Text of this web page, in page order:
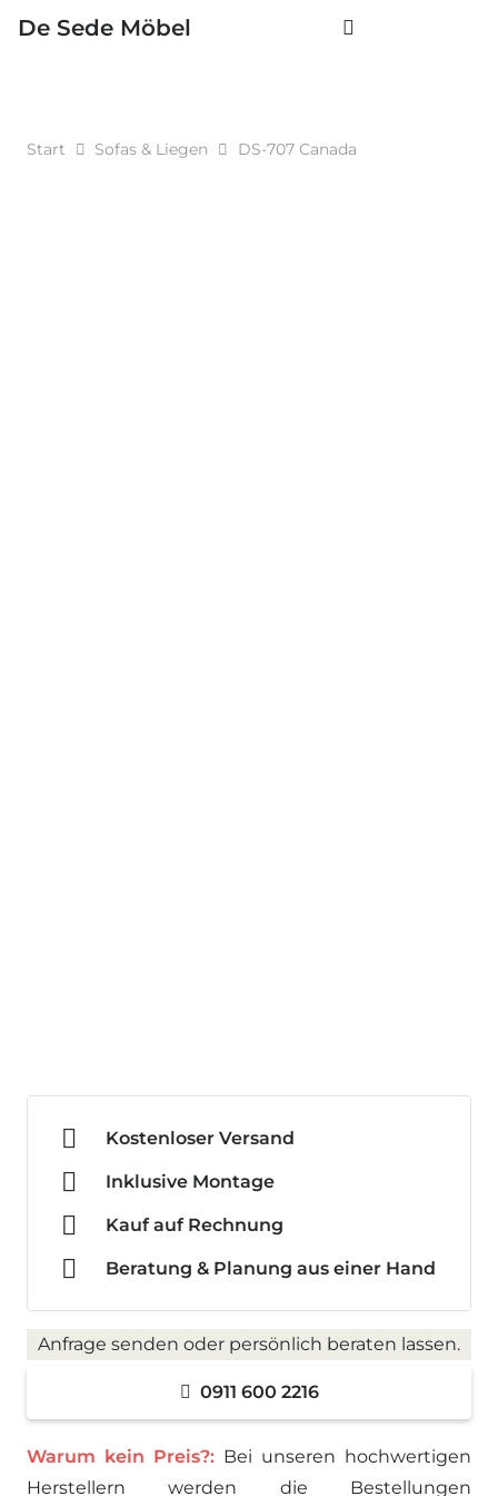
De Sede Möbel
Start Sofas & Liegen DS-707 Canada
Kostenloser Versand
Inklusive Montage
Kauf auf Rechnung
Beratung & Planung aus einer Hand
Anfrage senden oder persönlich beraten lassen.
0911 600 2216
Warum kein Preis?: Bei unseren hochwertigen
Herstellern werden die Bestellungen